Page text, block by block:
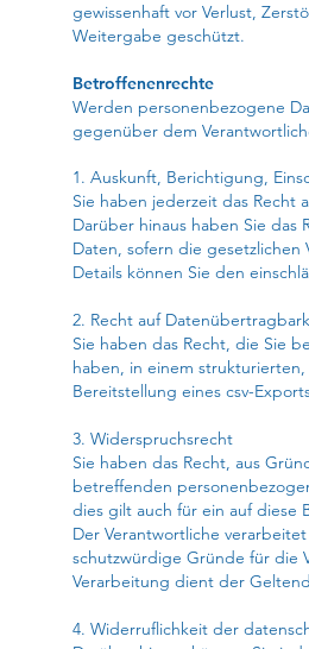
gewissenhaft vor Verlust,
Weitergabe geschützt.
Betroffenenrechte
Werden personenbezogene
gegenüber dem
1. Auskunft, Berichtigung,
Sie haben jederzeit das
Darüber hinaus haben Sie
Daten, sofern die gesetzlichen
Details können Sie den
2. Recht auf
Sie haben das Recht, die Sie
haben, in einem
Bereitstellung eines csv-
3. Widerspruchsrecht
Sie haben das Recht, aus
betreffenden
dies gilt auch für ein auf diese
Der Verantwortliche
schutzwürdige Gründe für die
Verarbeitung dient der
4. Widerruflichkeit der